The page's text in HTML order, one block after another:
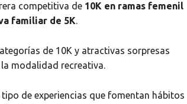
competitiva de 10K en ramas femenil
familiar de 5K.
de 10K y atractivas sorpresas
modalidad recreativa.
de experiencias que fomentan hábitos